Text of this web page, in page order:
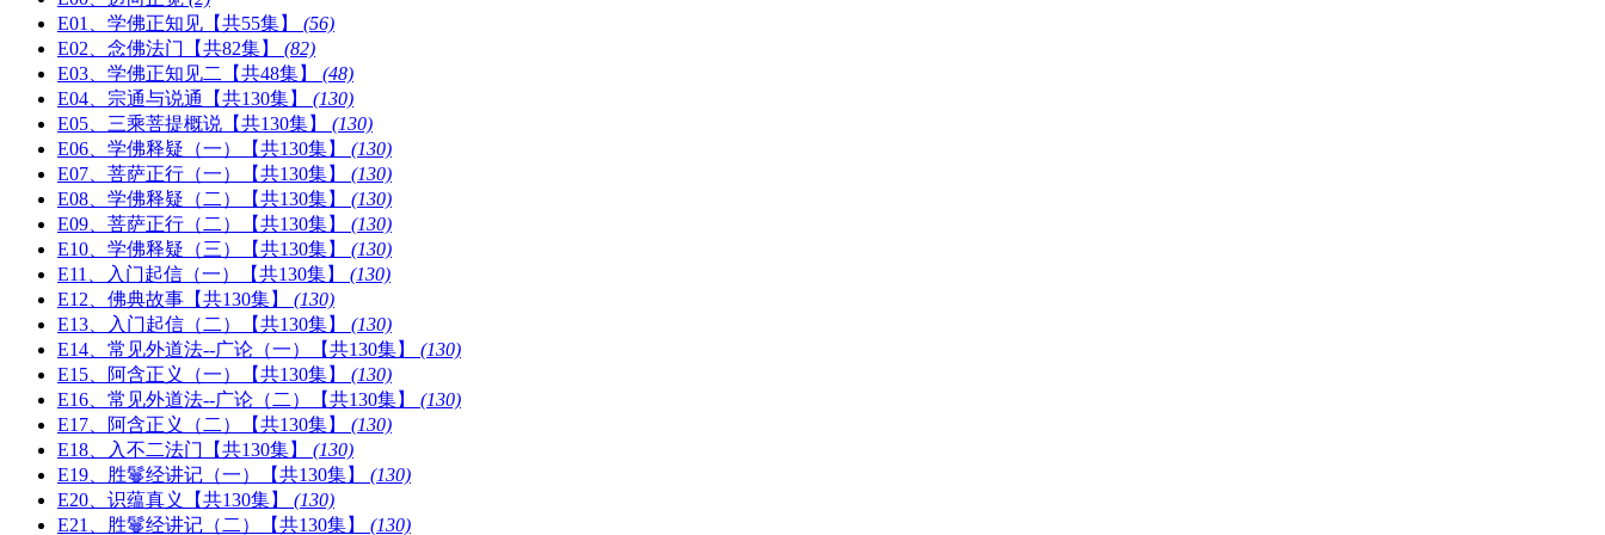
E01、学佛正知见【共55集】 (56)
E02、念佛法门【共82集】 (82)
E03、学佛正知见二【共48集】 (48)
E04、宗通与说通【共130集】 (130)
E05、三乘菩提概说【共130集】 (130)
E06、学佛释疑（一）【共130集】 (130)
E07、菩萨正行（一）【共130集】 (130)
E08、学佛释疑（二）【共130集】 (130)
E09、菩萨正行（二）【共130集】 (130)
E10、学佛释疑（三）【共130集】 (130)
E11、入门起信（一）【共130集】 (130)
E12、佛典故事【共130集】 (130)
E13、入门起信（二）【共130集】 (130)
E14、常见外道法--广论（一）【共130集】 (130)
E15、阿含正义（一）【共130集】 (130)
E16、常见外道法--广论（二）【共130集】 (130)
E17、阿含正义（二）【共130集】 (130)
E18、入不二法门【共130集】 (130)
E19、胜鬘经讲记（一）【共130集】 (130)
E20、识蕴真义【共130集】 (130)
E21、胜鬘经讲记（二）【共130集】 (130)